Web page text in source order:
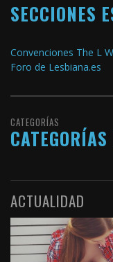
SECCIONES
Convenciones The L
Foro de Lesbiana.es
CATEGORÍAS
ACTUALIDAD